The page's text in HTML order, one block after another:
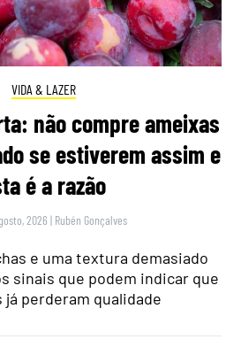
VIDA & LAZER
não compre ameixas
se estiverem assim e
é a razão
2026 | Rubén Gonçalves
e uma textura demasiado
sinais que podem indicar que
já perderam qualidade